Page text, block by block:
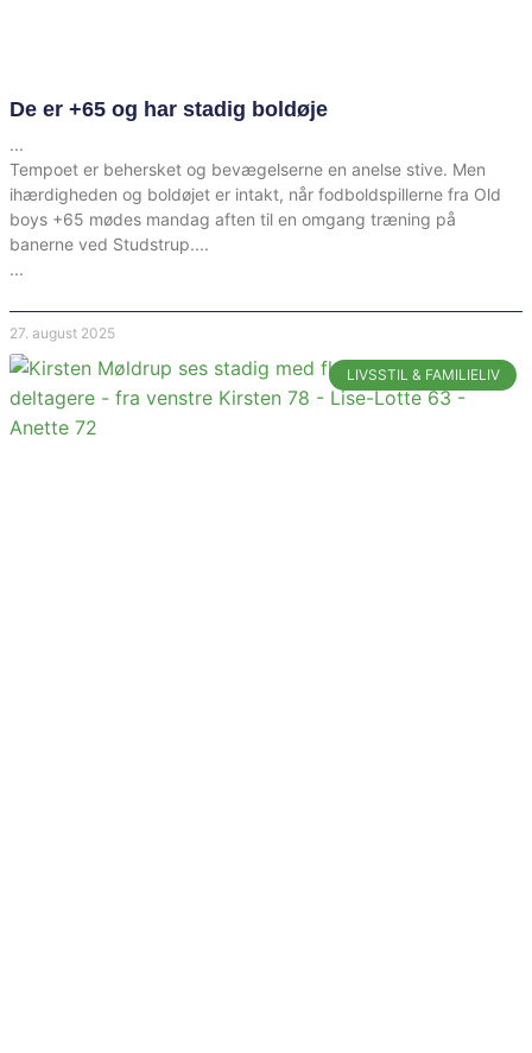
De er +65 og har stadig boldøje
Tempoet er behersket og bevægelserne en anelse stive. Men
ihærdigheden og boldøjet er intakt, når fodboldspillerne fra Old
boys +65 mødes mandag aften til en omgang træning på
banerne ved Studstrup.
27. august 2025
LIVSSTIL & FAMILIELIV